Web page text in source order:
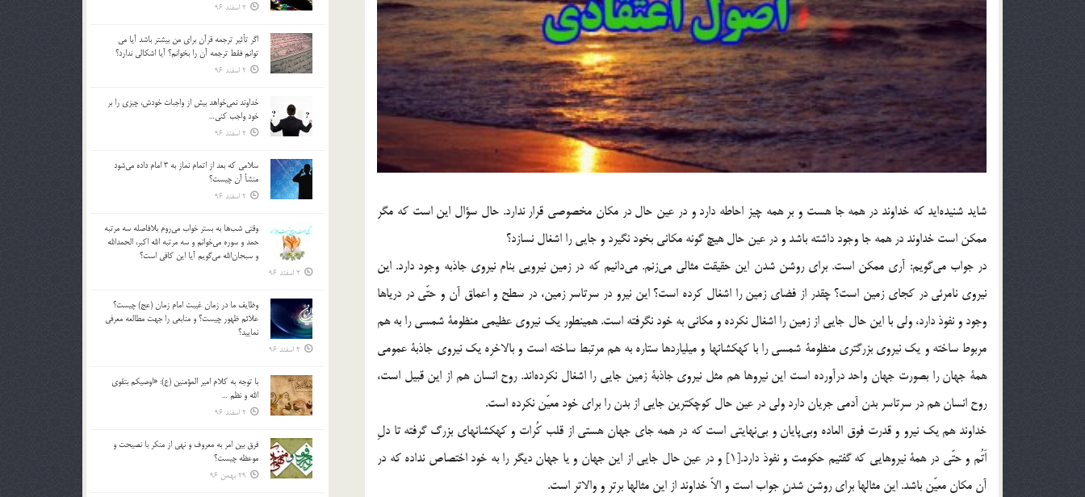
شايد شنيده‌ايد كه خداوند در همه جا هست و بر همه چيز احاطه دارد و در عين حال در مكان مخصوصي قرار ندارد. حال سؤال اين است كه مگر
ممكن است خداوند در همه جا وجود داشته باشد و در عين حال هيچ گونه مكاني بخود نگيرد و جايي را اشغال نسازد؟
در جواب مي‌گويم: آري ممكن است. براي روشن شدن اين حقيقت مثالي مي‌زنم. مي‌دانيم كه در زمين نيرويي بنام نيروي جاذبه وجود دارد. اين
نيروي نامرئي در كجاي زمين است؟ چقدر از فضاي زمين را اشغال كرده است؟ اين نيرو در سرتاسر زمين، در سطح و اعماق آن و حتّي در درياها
وجود و نفوذ دارد، ولي با اين حال جايي از زمين را اشغال نكرده و مكاني به خود نگرفته است. همينطور يك نيروي عظيمي منظومة شمسي را به هم
مربوط ساخته و يك نيروي بزرگتري منظومة شمسي را با كهكشانها و ميلياردها ستاره به هم مرتبط ساخته است و بالاخره يك نيروي جاذبة عمومي
همة جهان را بصورت جهان واحد درآورده است اين نيروها هم مثل نيروي جاذبة زمين جايي را اشغال نكرده‌اند. روح انسان هم از اين قبيل است،
روح انسان هم در سرتاسر بدن آدمي جريان دارد ولي در عين حال كوچكترين جايي از بدن را براي خود معيّن نكرده است.
خداوند هم يك نيرو و قدرت فوق العاده وبي‌پايان و بي‌نهايتي است كه در همه جاي جهان هستي از قلب كُرات و كهكشانهاي بزرگ گرفته تا دلِ
اَتُم و حتّي در همة نيروهايي كه گفتيم حكومت و نفوذ دارد.[1] و در عين حال جايي از اين جهان و يا جهان ديگر را به خود اختصاص نداده كه در
آن مكان معيّن باشد. اين مثالها براي روشن شدنِ جواب است و الاّ خداوند از اين مثالها برتر و والاتر است.
2 اسفند 96
اگر تأثير ترجمه قرآن براي من بيشتر باشد آيا مي
توانم فقط ترجمه آن را بخوانم؟ آيا اشكالي ندارد؟
2 اسفند 96
خداوند نمي‌خواهد بيش از واجبات خودش، چيزي را بر
خود واجب كني…
2 اسفند 96
سلامي كه بعد از اتمام نماز به 3 امام داده مي‌شود
منشأ آن چيست؟
2 اسفند 96
وقتي شب‌ها به بستر خواب مي‌روم بلافاصله سه مرتبه
حمد و سوره مي‌خوانم و سه مرتبه الله اكبر، الحمدالله
و سبحان‌الله مي‌گويم آيا اين كافي است؟
2 اسفند 96
وظايف ما در زمان غيبت امام زمان (عج) چيست؟
علائم ظهور چيست؟ و منابعي را جهت مطالعه معرفي
نماييد؟
2 اسفند 96
با توجه به كلام امير المؤمنين (ع): «اوصيكم بتقوي
الله و نظم …
2 اسفند 96
فرق بين امر به معروف و نهي از منكر با نصيحت و
موعظه چيست؟
29 بهمن 96